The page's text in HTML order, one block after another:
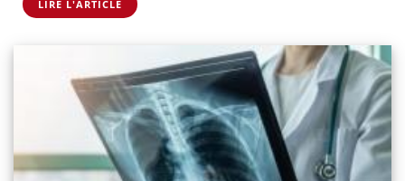
LIRE L'ARTICLE